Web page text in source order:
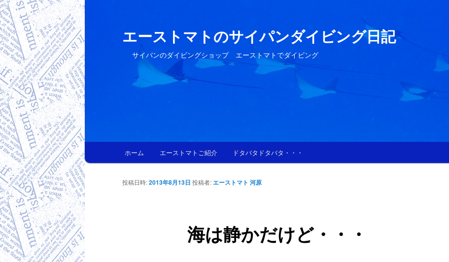
エーストマトのサイパンダイビング日記
サイパンのダイビングショップ エーストマトでダイビング
メインコンテンツへ移動
サブコンテンツへ移動
ホーム エーストマトご紹介 ドタバタドタバタ・・・
海は静かだけど・・・
投稿日時:2013年8月13日 投稿者: エーストマト 河原